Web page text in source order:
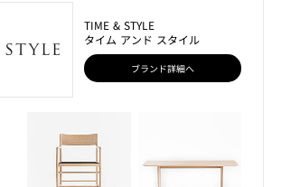
TIME & STYLE
タイム アンド スタイル
ブランド詳細へ